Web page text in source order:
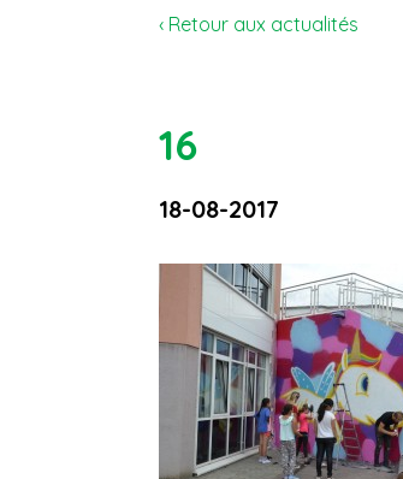
‹ Retour aux actualités
16
18-08-2017